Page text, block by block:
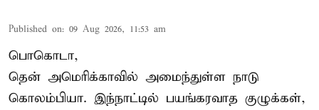
Published on: 09 Aug 2026, 11:53 am
பொகொடா,
தென் அமெரிக்காவில் அமைந்துள்ள நாடு
கொலம்பியா. இந்நாட்டில் பயங்கரவாத குழுக்கள்,